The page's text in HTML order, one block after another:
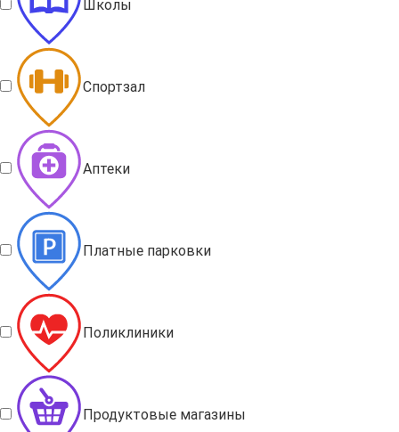
Школы
Спортзал
Аптеки
Платные парковки
Поликлиники
Продуктовые магазины